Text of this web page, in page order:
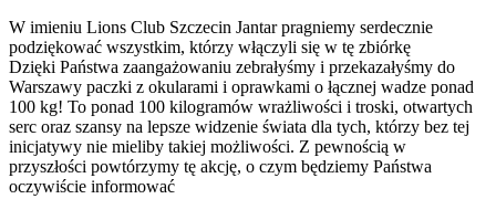
W imieniu Lions Club Szczecin Jantar pragniemy serdecznie
podziękować wszystkim, którzy włączyli się w tę zbiórkę
Dzięki Państwa zaangażowaniu zebrałyśmy i przekazałyśmy do
Warszawy paczki z okularami i oprawkami o łącznej wadze ponad
100 kg! To ponad 100 kilogramów wrażliwości i troski, otwartych
serc oraz szansy na lepsze widzenie świata dla tych, którzy bez tej
inicjatywy nie mieliby takiej możliwości. Z pewnością w
przyszłości powtórzymy tę akcję, o czym będziemy Państwa
oczywiście informować